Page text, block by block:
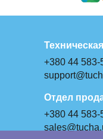
+380 44 583-
Отдел
+380 44 583-